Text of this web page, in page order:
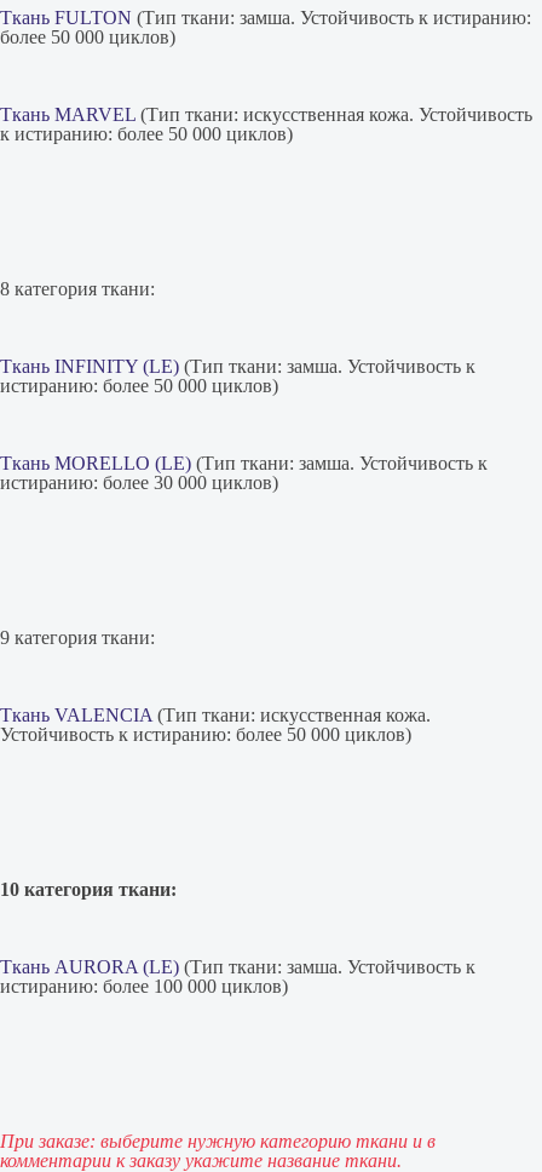
Ткань FULTON (Тип ткани: замша. Устойчивость к истиранию:
более 50 000 циклов)
Ткань MARVEL (Тип ткани: искусственная кожа. Устойчивость
к истиранию: более 50 000 циклов)
8 категория ткани:
Ткань INFINITY (LE) (Тип ткани: замша. Устойчивость к
истиранию: более 50 000 циклов)
Ткань MORELLO (LE) (Тип ткани: замша. Устойчивость к
истиранию: более 30 000 циклов)
9 категория ткани:
Ткань VALENCIA (Тип ткани: искусственная кожа.
Устойчивость к истиранию: более 50 000 циклов)
10 категория ткани:
Ткань AURORA (LE) (Тип ткани: замша. Устойчивость к
истиранию: более 100 000 циклов)
При заказе: выберите нужную категорию ткани и в
комментарии к заказу укажите название ткани.